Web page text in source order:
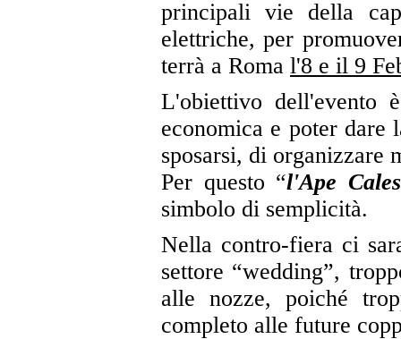
principali vie della
elettriche, per
terrà a Roma l'8 e il 9
L'obiettivo dell'evento
economica e poter dare
sposarsi, di organizzare
Per questo “l'Ape
simbolo di semplicità.
Nella contro-fiera ci
settore “wedding”,
alle nozze, poiché
completo alle future